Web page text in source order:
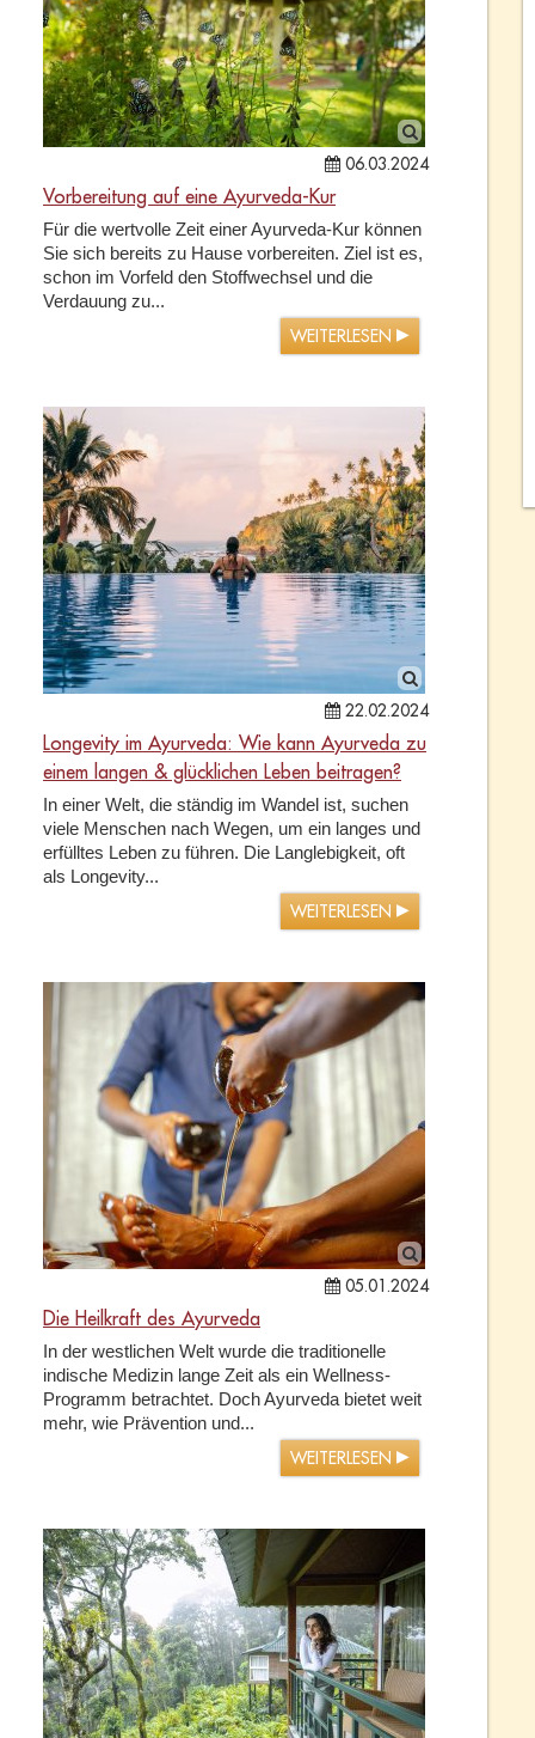
06.03.2024
Vorbereitung auf eine Ayurveda-Kur
Für die wertvolle Zeit einer Ayurveda-Kur können
Sie sich bereits zu Hause vorbereiten. Ziel ist es,
schon im Vorfeld den Stoffwechsel und die
Verdauung zu...
WEITERLESEN
22.02.2024
Longevity im Ayurveda: Wie kann Ayurveda zu
einem langen & glücklichen Leben beitragen?
In einer Welt, die ständig im Wandel ist, suchen
viele Menschen nach Wegen, um ein langes und
erfülltes Leben zu führen. Die Langlebigkeit, oft
als Longevity...
WEITERLESEN
05.01.2024
Die Heilkraft des Ayurveda
In der westlichen Welt wurde die traditionelle
indische Medizin lange Zeit als ein Wellness-
Programm betrachtet. Doch Ayurveda bietet weit
mehr, wie Prävention und...
WEITERLESEN